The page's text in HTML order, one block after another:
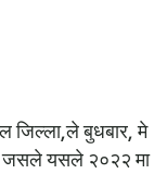
जिल्ला,ले बुधबार, मे
जसले यसले २०२२ मा